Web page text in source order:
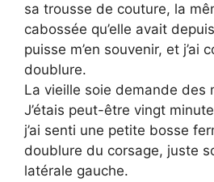
sa trousse de couture, la
cabossée qu’elle avait
puisse m’en souvenir, et j’ai
doublure.
La vieille soie demande des
J’étais peut-être vingt
j’ai senti une petite bosse
doublure du corsage, juste
latérale gauche.